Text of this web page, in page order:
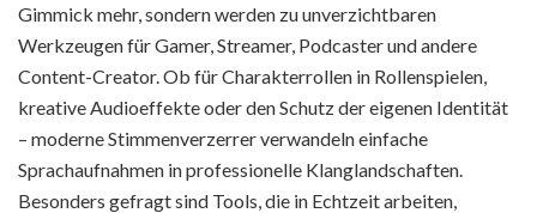
Gimmick mehr, sondern werden zu unverzichtbaren
Werkzeugen für Gamer, Streamer, Podcaster und andere
Content-Creator. Ob für Charakterrollen in Rollenspielen,
kreative Audioeffekte oder den Schutz der eigenen Identität
– moderne Stimmenverzerrer verwandeln einfache
Sprachaufnahmen in professionelle Klanglandschaften.
Besonders gefragt sind Tools, die in Echtzeit arbeiten,